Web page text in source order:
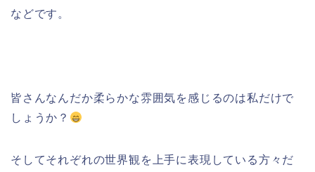
などです。
皆さんなんだか柔らかな雰囲気を感じるのは私だけで
しょうか？
そしてそれぞれの世界観を上手に表現している方々だ